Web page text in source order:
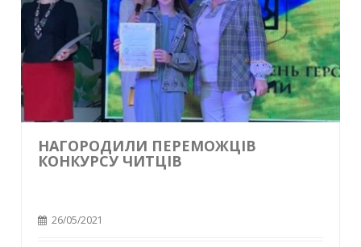
НАГОРОДИЛИ ПЕРЕМОЖЦІВ
КОНКУРСУ ЧИТЦІВ
26/05/2021